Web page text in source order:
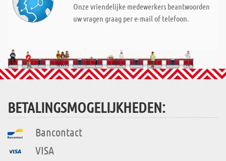
Onze vriendelijke medewerkers beantwoorden
uw vragen graag per e-mail of telefoon.
BETALINGSMOGELIJKHEDEN:
Bancontact
VISA